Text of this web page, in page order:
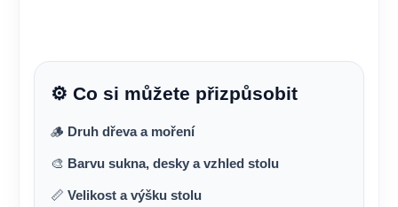
⚙️ Co si můžete přizpůsobit
🪵 Druh dřeva a moření
🎨 Barvu sukna, desky a vzhled stolu
📏Velikost a výšku stolu